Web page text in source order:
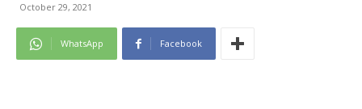
October 29, 2021
WhatsApp Facebook